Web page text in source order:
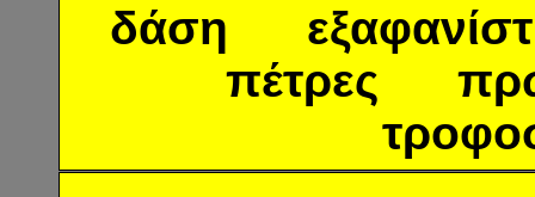
δάση
πέτρες